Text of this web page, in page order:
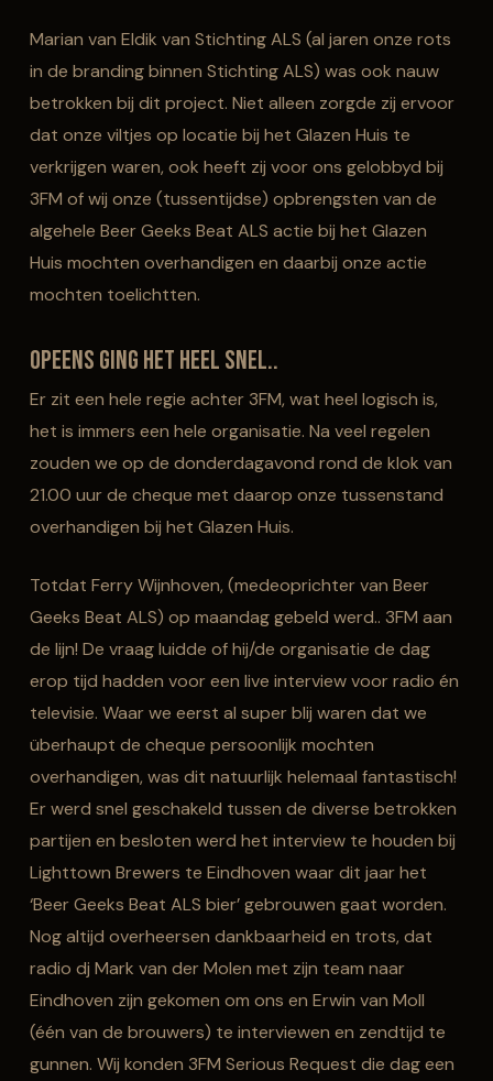
Marian van Eldik van Stichting ALS (al jaren onze rots
in de branding binnen Stichting ALS) was ook nauw
betrokken bij dit project. Niet alleen zorgde zij ervoor
dat onze viltjes op locatie bij het Glazen Huis te
verkrijgen waren, ook heeft zij voor ons gelobbyd bij
3FM of wij onze (tussentijdse) opbrengsten van de
algehele Beer Geeks Beat ALS actie bij het Glazen
Huis mochten overhandigen en daarbij onze actie
mochten toelichtten.
Opeens ging het heel snel..
Er zit een hele regie achter 3FM, wat heel logisch is,
het is immers een hele organisatie. Na veel regelen
zouden we op de donderdagavond rond de klok van
21.00 uur de cheque met daarop onze tussenstand
overhandigen bij het Glazen Huis.
Totdat Ferry Wijnhoven, (medeoprichter van Beer
Geeks Beat ALS) op maandag gebeld werd.. 3FM aan
de lijn! De vraag luidde of hij/de organisatie de dag
erop tijd hadden voor een live interview voor radio én
televisie. Waar we eerst al super blij waren dat we
überhaupt de cheque persoonlijk mochten
overhandigen, was dit natuurlijk helemaal fantastisch!
Er werd snel geschakeld tussen de diverse betrokken
partijen en besloten werd het interview te houden bij
Lighttown Brewers te Eindhoven waar dit jaar het
‘Beer Geeks Beat ALS bier’ gebrouwen gaat worden.
Nog altijd overheersen dankbaarheid en trots, dat
radio dj Mark van der Molen met zijn team naar
Eindhoven zijn gekomen om ons en Erwin van Moll
(één van de brouwers) te interviewen en zendtijd te
gunnen. Wij konden 3FM Serious Request die dag een